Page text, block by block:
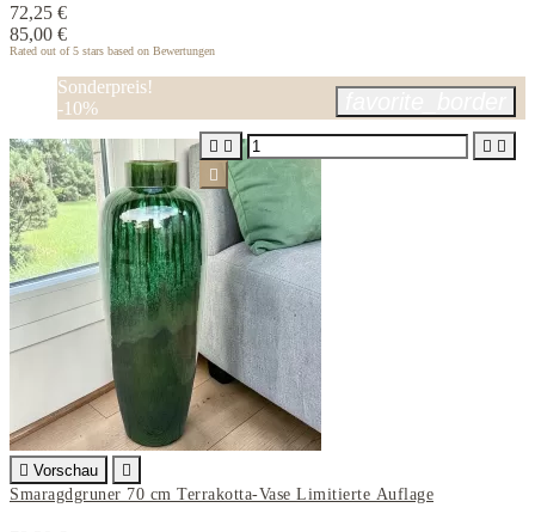
72,25 €
85,00 €
Rated out of 5 stars based on Bewertungen
Sonderpreis!
-10%
 Vorschau

Smaragdgruner 70 cm Terrakotta-Vase Limitierte Auflage
   
